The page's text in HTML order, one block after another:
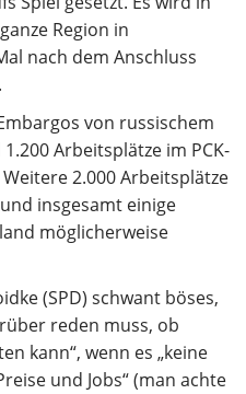
Region in
nach dem Anschluss
von russischem
Arbeitsplätze im PCK-
2.000 Arbeitsplätze
insgesamt einige
möglicherweise
(SPD) schwant böses,
reden muss, ob
kann“, wenn es „keine
und Jobs“ (man achte